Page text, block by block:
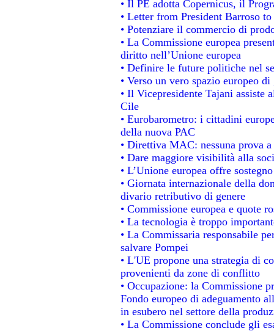
• Il PE adotta Copernicus, il
• Letter from President Barroso
• Potenziare il commercio di
• La Commissione europea
diritto nell’Unione europea
• Definire le future politiche nel
• Verso un vero spazio europeo
• Il Vicepresidente Tajani assiste
Cile
• Eurobarometro: i cittadini
della nuova PAC
• Direttiva MAC: nessuna prova
• Dare maggiore visibilità alla
• L’Unione europea offre
• Giornata internazionale della
divario retributivo di genere
• Commissione europea e quote
• La tecnologia è troppo
• La Commissaria responsabile
salvare Pompei
• L'UE propone una strategia di
provenienti da zone di conflitto
• Occupazione: la Commissione
Fondo europeo di adeguamento
in esubero nel settore della
• La Commissione conclude gli